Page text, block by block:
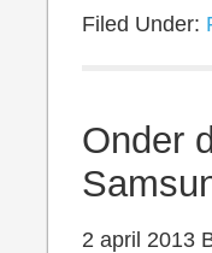
Filed Under:
Onder
2 april 2013